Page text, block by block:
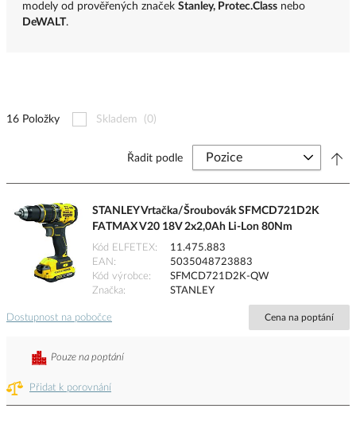
modely od prověřených značek Stanley, Protec.Class nebo
DeWALT.
16 Položky Skladem (0)
Řadit podle
STANLEY Vrtačka/Šroubovák SFMCD721D2K
FATMAX V20 18V 2x2,0Ah Li-Lon 80Nm
Kód ELFETEX
11.475.883
EAN
5035048723883
Kód výrobce
SFMCD721D2K-QW
Značka
STANLEY
Dostupnost na pobočce Cena na poptání
Přidat k porovnání
Pouze na poptání